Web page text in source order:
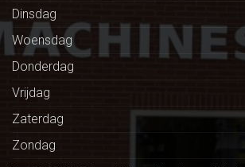
Dinsdag
Woensdag
Donderdag
Vrijdag
Zaterdag
Zondag